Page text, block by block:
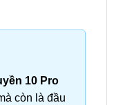
10 Pro
còn là đầu